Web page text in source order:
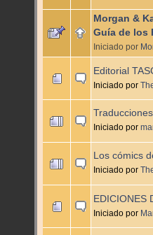
Morgan &
Guía de los
Iniciado por
Editorial
Iniciado por
Iniciado por
Los cómics
Iniciado por
EDICIONES
Iniciado por